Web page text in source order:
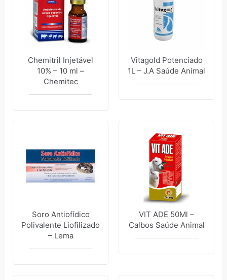
Chemitril Injetável
10% – 10 ml –
Chemitec
Vitagold Potenciado
1L – J.A Saúde Animal
Soro Antiofídico
Polivalente Liofilizado
– Lema
VIT ADE 50Ml –
Calbos Saúde Animal